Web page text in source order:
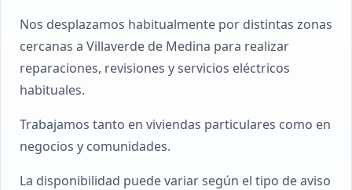
Nos desplazamos habitualmente por distintas zonas
cercanas a Villaverde de Medina para realizar
reparaciones, revisiones y servicios eléctricos
habituales.
Trabajamos tanto en viviendas particulares como en
negocios y comunidades.
La disponibilidad puede variar según el tipo de aviso